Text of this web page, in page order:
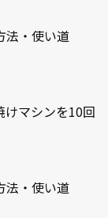
法・使い道
けマシンを10回
法・使い道